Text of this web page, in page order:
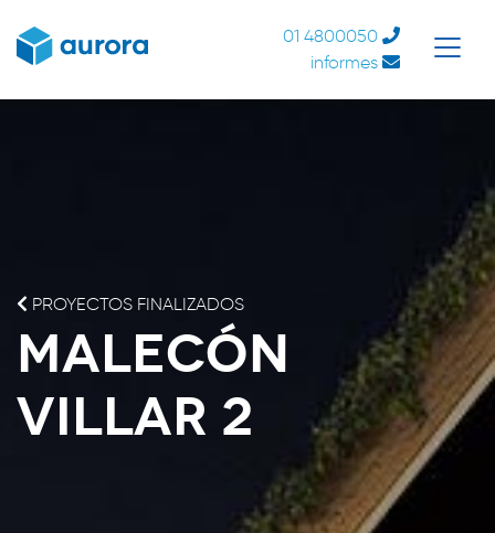
01 4800050
informes
PROYECTOS FINALIZADOS
Malecón
Villar 2